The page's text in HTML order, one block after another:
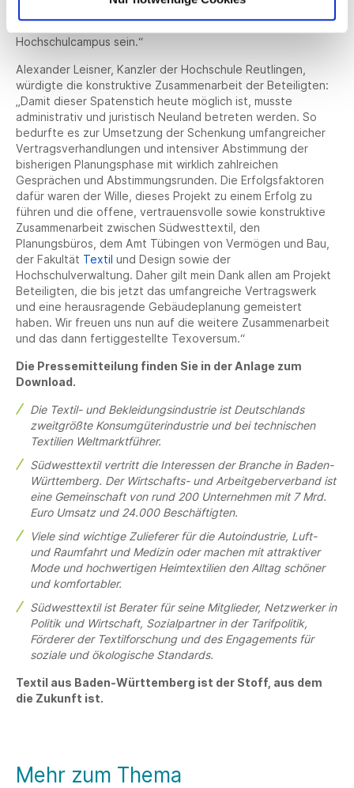
anlässlich des Spatenstichs. „Der Neubau wird auch in
baukultureller Hinsicht eine Bereicherung für den
Hochschulcampus sein.“
Alexander Leisner, Kanzler der Hochschule Reutlingen,
würdigte die konstruktive Zusammenarbeit der Beteiligten:
„Damit dieser Spatenstich heute möglich ist, musste
administrativ und juristisch Neuland betreten werden. So
bedurfte es zur Umsetzung der Schenkung umfangreicher
Vertragsverhandlungen und intensiver Abstimmung der
bisherigen Planungsphase mit wirklich zahlreichen
Gesprächen und Abstimmungsrunden. Die Erfolgsfaktoren
dafür waren der Wille, dieses Projekt zu einem Erfolg zu
führen und die offene, vertrauensvolle sowie konstruktive
Zusammenarbeit zwischen Südwesttextil, den
Planungsbüros, dem Amt Tübingen von Vermögen und Bau,
der Fakultät Textil und Design sowie der
Hochschulverwaltung. Daher gilt mein Dank allen am Projekt
Beteiligten, die bis jetzt das umfangreiche Vertragswerk
und eine herausragende Gebäudeplanung gemeistert
haben. Wir freuen uns nun auf die weitere Zusammenarbeit
und das dann fertiggestellte Texoversum.“
Die Pressemitteilung finden Sie in der Anlage zum
Download.
Die Textil- und Bekleidungsindustrie ist Deutschlands
zweitgrößte Konsumgüterindustrie und bei technischen
Textilien Weltmarktführer.
Südwesttextil vertritt die Interessen der Branche in Baden-
Württemberg. Der Wirtschafts- und Arbeitgeberverband ist
eine Gemeinschaft von rund 200 Unternehmen mit 7 Mrd.
Euro Umsatz und 24.000 Beschäftigten.
Viele sind wichtige Zulieferer für die Autoindustrie, Luft-
und Raumfahrt und Medizin oder machen mit attraktiver
Mode und hochwertigen Heimtextilien den Alltag schöner
und komfortabler.
Südwesttextil ist Berater für seine Mitglieder, Netzwerker in
Politik und Wirtschaft, Sozialpartner in der Tarifpolitik,
Förderer der Textilforschung und des Engagements für
soziale und ökologische Standards.
Textil aus Baden-Württemberg ist der Stoff, aus dem
die Zukunft ist.
Mehr zum Thema